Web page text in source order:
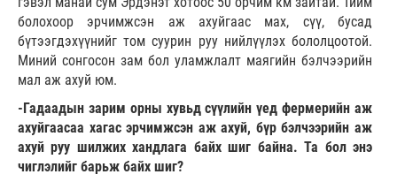
болохоор эрчимжсэн аж ахуйгаас мах, сүү, бусад
бүтээгдэхүүнийг том суурин руу нийлүүлэх бололцоотой.
Миний сонгосон зам бол уламжлалт маягийн бэлчээрийн
мал аж ахуй юм.
-Гадаадын зарим орны хувьд сүүлийн үед фермерийн аж
ахуйгаасаа хагас эрчимжсэн аж ахуй, бүр бэлчээрийн аж
ахуй руу шилжих хандлага байх шиг байна. Та бол энэ
чиглэлийг барьж байх шиг?